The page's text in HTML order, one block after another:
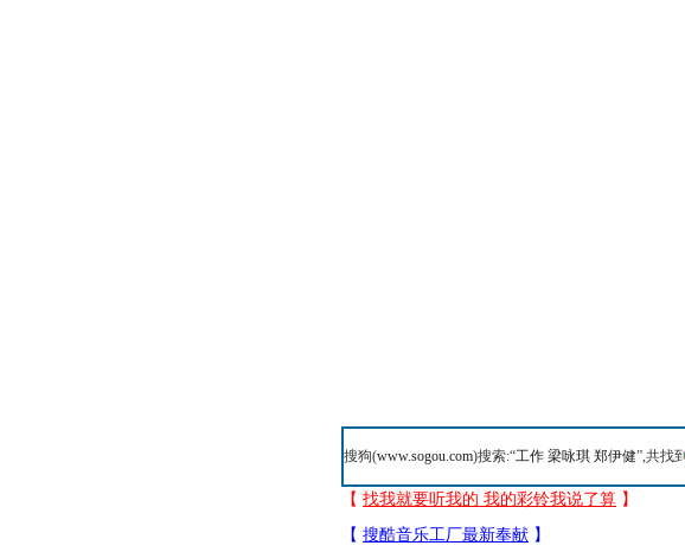
搜狗(www.sogou.com)搜索:“工作 梁咏琪 郑伊健”,共找到